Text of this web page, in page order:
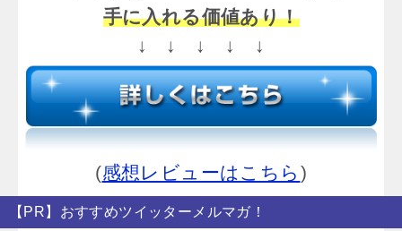
手に入れる価値あり！
↓ ↓ ↓ ↓ ↓
(感想レビューはこちら )
【PR】おすすめツイッターメルマガ！